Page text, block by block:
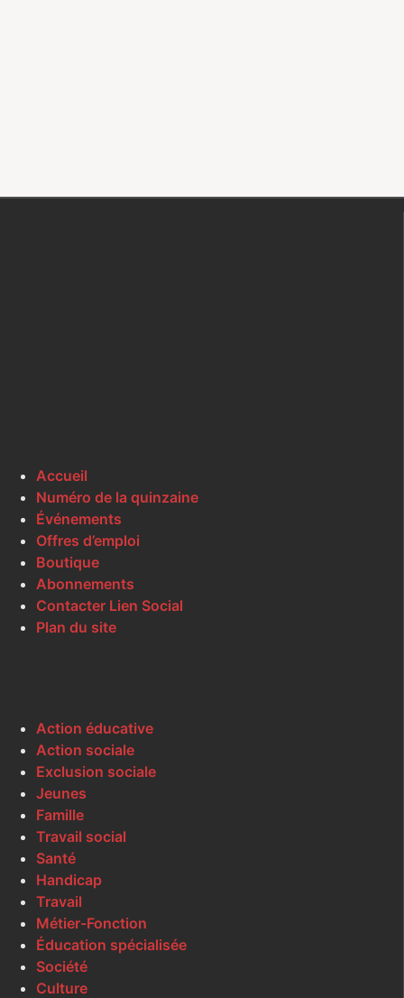
Accueil
Numéro de la quinzaine
Événements
Offres d’emploi
Boutique
Abonnements
Contacter Lien Social
Plan du site
Action éducative
Action sociale
Exclusion sociale
Jeunes
Famille
Travail social
Santé
Handicap
Travail
Métier-Fonction
Éducation spécialisée
Société
Culture